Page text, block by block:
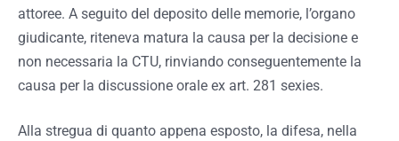
attoree. A seguito del deposito delle memorie, l’organo
giudicante, riteneva matura la causa per la decisione e
non necessaria la CTU, rinviando conseguentemente la
causa per la discussione orale ex art. 281 sexies.
Alla stregua di quanto appena esposto, la difesa, nella